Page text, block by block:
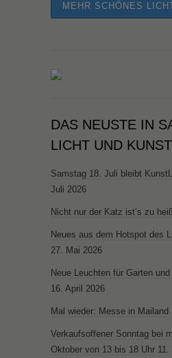
DAS NEUSTE IN
LICHT UND KUNST
Samstag 18. Juli bleibt
Juli 2026
Nicht nur der Katz ist’s zu
Neues aus dem Hotspot des
27. Mai 2026
Neue Leuchten für Garten
16. April 2026
Mal wieder: Messe in Mailand
Verkaufsoffener Sonntag bei
Oktober von 13 bis 18 Uhr